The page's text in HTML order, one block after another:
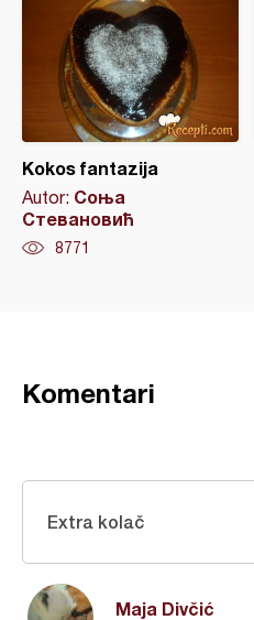
Kokos fantazija
Autor: Соња
Стевановић
8771
Komentari
Maja Divčić
Extra kolač